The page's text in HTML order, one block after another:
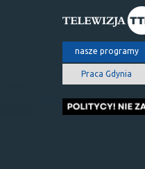
nasze programy
Praca Gdynia